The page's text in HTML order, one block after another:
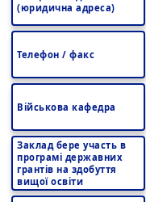
(юридична адреса)
Телефон / факс
Військова кафедра
Заклад бере участь в
програмі державних
грантів на здобуття
вищої освіти